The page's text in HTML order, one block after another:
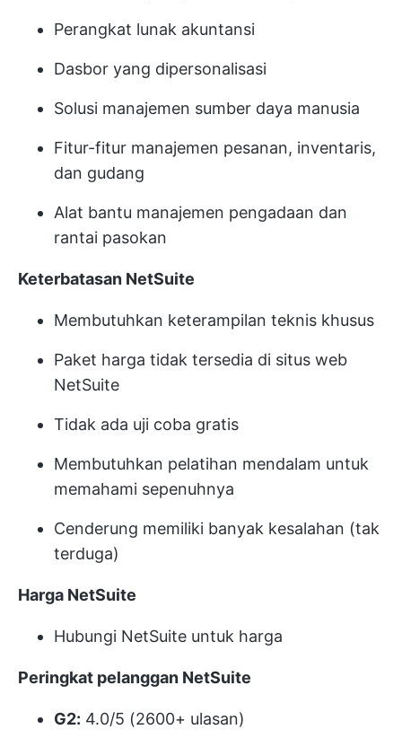
Perangkat lunak akuntansi
Dasbor yang dipersonalisasi
Solusi manajemen sumber daya manusia
Fitur-fitur manajemen pesanan, inventaris,
dan gudang
Alat bantu manajemen pengadaan dan
rantai pasokan
Keterbatasan NetSuite
Membutuhkan keterampilan teknis khusus
Paket harga tidak tersedia di situs web
NetSuite
Tidak ada uji coba gratis
Membutuhkan pelatihan mendalam untuk
memahami sepenuhnya
Cenderung memiliki banyak kesalahan (tak
terduga)
Harga NetSuite
Hubungi NetSuite untuk harga
Peringkat pelanggan NetSuite
G2: 4.0/5 (2600+ ulasan)